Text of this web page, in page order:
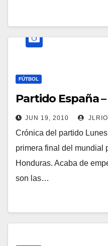
FÚTBOL
Partido España
JUN 19, 2010 JLRIO
Crónica del partido
primera final del mundial
Honduras. Acaba de
son las…